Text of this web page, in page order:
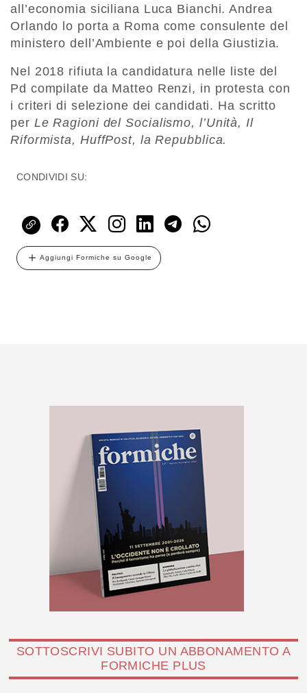
all’economia siciliana Luca Bianchi. Andrea
Orlando lo porta a Roma come consulente del
ministero dell’Ambiente e poi della Giustizia.
Nel 2018 rifiuta la candidatura nelle liste del
Pd compilate da Matteo Renzi, in protesta con
i criteri di selezione dei candidati. Ha scritto
per Le Ragioni del Socialismo, l’Unità, Il
Riformista, HuffPost, la Repubblica.
CONDIVIDI SU:
Aggiungi Formiche su Google
SOTTOSCRIVI SUBITO UN ABBONAMENTO A
FORMICHE PLUS